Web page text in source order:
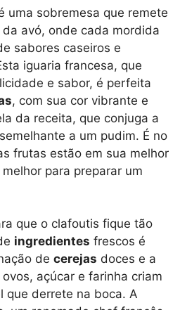
uma sobremesa que remete
avó, onde cada mordida
sabores caseiros e
iguaria francesa, que
e sabor, é perfeita
, com sua cor vibrante e
da receita, que conjuga a
a um pudim. É no
frutas estão em sua melhor
para preparar um
que o clafoutis fique tão
ingredientes frescos é
de cerejas doces e a
açúcar e farinha criam
que derrete na boca. A